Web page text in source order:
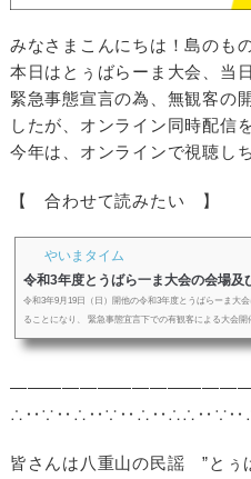
みなさまこんにちは！島のも
本日はとぅばらーま大会、当日
緊急事態宣言の為、無観客の
したが、オンライン同時配信
今年は、オンラインで視聴し
【 合わせて読みたい 】
やいまタイム
令和3年度とうばら一ま大会の会場及
令和3年9月19日（日）開他の令和3年度とうばらーま大
ることになり、 緊急事態宜言下での有観客による大会開
皆さんは八重山の民謡 ”と